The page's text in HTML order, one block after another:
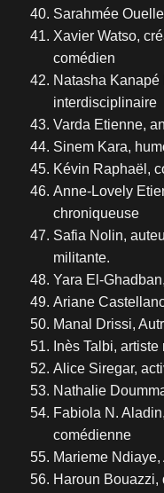
Sarahmée
Xavier Watso,
comédien
Natasha
interdisciplinaire
Varda Etienne,
Sinem Kara,
Kévin Raphaël,
Anne-Lovely
chroniqueuse
Safia Nolin,
militante.
Yara El-
Ariane
Manal Drissi,
Inès Talbi,
Alice Siregar,
Nathalie
Fabiola N.
comédienne
Marieme
Haroun Bouazzi,